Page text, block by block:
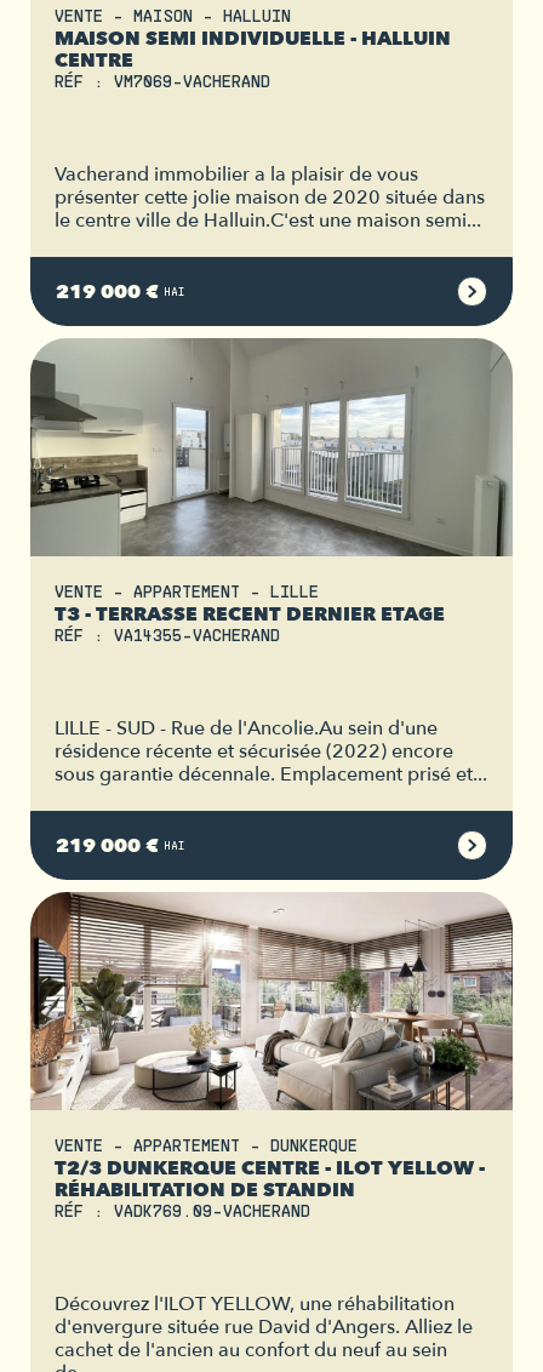
VENTE - MAISON - HALLUIN
MAISON SEMI INDIVIDUELLE - HALLUIN
CENTRE
RÉF : VM7069-VACHERAND
Vacherand immobilier a la plaisir de vous
présenter cette jolie maison de 2020 située dans
le centre ville de Halluin.C'est une maison semi...
219 000 € HAI
VENTE - APPARTEMENT - LILLE
T3 - TERRASSE RECENT DERNIER ETAGE
RÉF : VA14355-VACHERAND
LILLE - SUD - Rue de l'Ancolie.Au sein d'une
résidence récente et sécurisée (2022) encore
sous garantie décennale. Emplacement prisé et...
219 000 € HAI
VENTE - APPARTEMENT - DUNKERQUE
T2/3 DUNKERQUE CENTRE - ILOT YELLOW -
RÉHABILITATION DE STANDIN
RÉF : VADK769.09-VACHERAND
Découvrez l'ILOT YELLOW, une réhabilitation
d'envergure située rue David d'Angers. Alliez le
cachet de l'ancien au confort du neuf au sein